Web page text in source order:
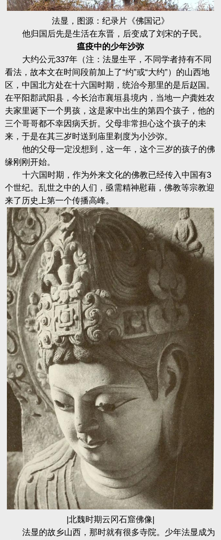
法显，图源：纪录片《佛国记》
他归国后先是生活在东晋，后变成了刘宋的子民。
瘟疫中的少年沙弥
大约公元337年（注：法显生平，不同学者持有不同
看法，故本文在时间段前加上了“约”或“大约”）的山西地
区，中国北方处在十六国时期，统治今那里的是后赵国。
在平阳郡武阳县，今长治市襄垣县境内，当地一户龚姓农
夫家里诞下一个男孩，这是家中出生的第四个孩子，他的
三个哥哥都不幸因病夭折。父母非常担心这个孩子的未
来，于是在其三岁时送到庙里剃度为小沙弥。
他的父母一定没想到，这一年，这个三岁的孩子的佛
缘刚刚开始。
十六国时期，作为外来文化的佛教已经传入中国有3
个世纪。乱世之中的人们，亟需精神慰藉，佛教等宗教迎
来了历史上第一个传播高峰。
|北魏时期云冈石窟佛像|
法显的故乡山西，那时就有很多寺院。少年法显成为